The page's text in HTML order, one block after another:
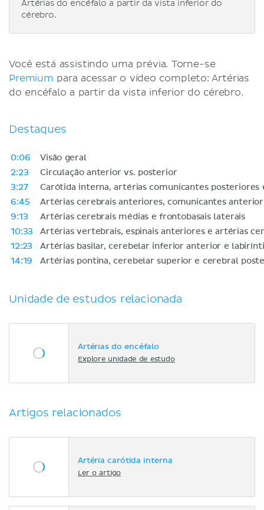
Artérias do encéfalo a partir da vista inferior do
cérebro.
Você está assistindo uma prévia. Torne-se
Premium para acessar o vídeo completo: Artérias
do encéfalo a partir da vista inferior do cérebro.
Destaques
0:06
Visão geral
2:23
Circulação anterior vs. posterior
3:27
Carótida interna, artérias comunicantes posteriores
6:45
Artérias cerebrais anteriores, comunicantes
9:13
Artérias cerebrais médias e frontobasais laterais
10:33
Artérias vertebrais, espinais anteriores e artérias
12:23
Artérias basilar, cerebelar inferior anterior e
14:19
Artérias pontina, cerebelar superior e cerebral
Unidade de estudos relacionada
Artérias do encéfalo
Explore unidade de estudo
Artigos relacionados
Artéria carótida interna
Ler o artigo